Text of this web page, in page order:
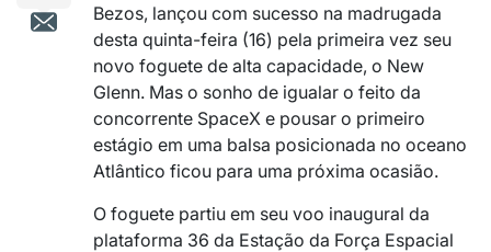
Bezos, lançou com sucesso na madrugada
desta quinta-feira (16) pela primeira vez seu
novo foguete de alta capacidade, o New
Glenn. Mas o sonho de igualar o feito da
concorrente SpaceX e pousar o primeiro
estágio em uma balsa posicionada no oceano
Atlântico ficou para uma próxima ocasião.
O foguete partiu em seu voo inaugural da
plataforma 36 da Estação da Força Espacial